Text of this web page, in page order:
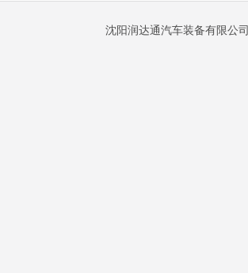
沈阳润达通汽车装备有限公司